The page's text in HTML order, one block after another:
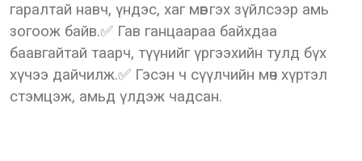
гаралтай навч, үндэс, хаг мөөг гэх зүйлсээр амь
зогоож байв.✅ Гав ганцаараа байхдаа
баавгайтай таарч, түүнийг үргээхийн тулд бүх
хүчээ дайчилж.✅ Гэсэн ч сүүлчийн мөч хүртэл
стэмцэж, амьд үлдэж чадсан.